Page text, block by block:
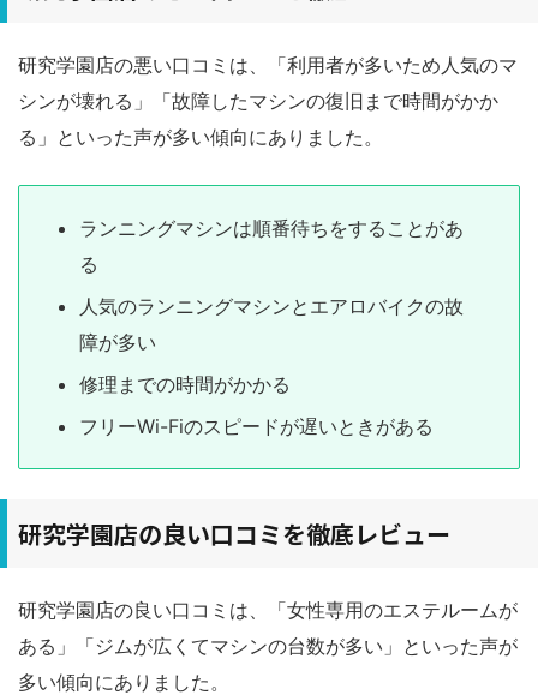
研究学園店の悪い口コミは、「利用者が多いため人気のマ
シンが壊れる」「故障したマシンの復旧まで時間がかか
る」といった声が多い傾向にありました。
ランニングマシンは順番待ちをすることがあ
る
人気のランニングマシンとエアロバイクの故
障が多い
修理までの時間がかかる
フリーWi-Fiのスピードが遅いときがある
研究学園店の良い口コミを徹底レビュー
研究学園店の良い口コミは、「女性専用のエステルームが
ある」「ジムが広くてマシンの台数が多い」といった声が
多い傾向にありました。